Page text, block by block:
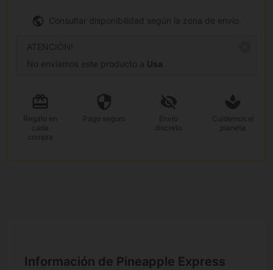
Consultar disponibilidad según la zona de envío.
ATENCIÓN!
No enviamos este producto a Usa
Regalo en
cada
compra
Pago seguro
Envío
discreto
Cuidemos el
planeta
Información de Pineapple Express